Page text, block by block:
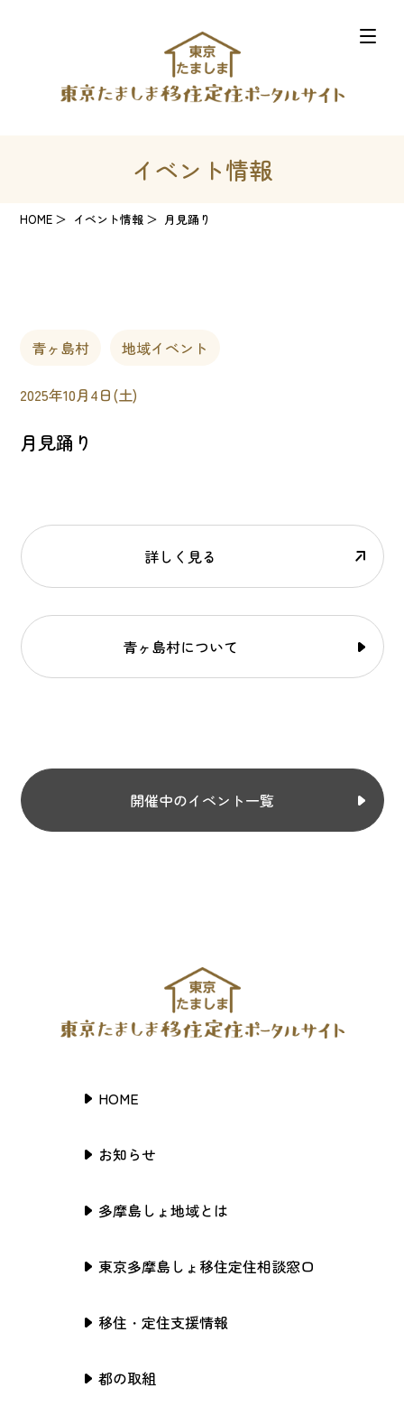
イベント情報
HOME イベント情報 月見踊り
青ヶ島村 地域イベント
2025年10月4日(土)
月見踊り
詳しく見る
青ヶ島村について
開催中のイベント一覧
HOME
お知らせ
多摩島しょ地域とは
東京多摩島しょ移住定住相談窓口
移住・定住支援情報
都の取組